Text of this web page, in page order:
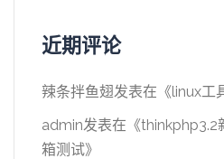
近期评论
辣条拌鱼翅发表在《linux工
admin发表在《thinkphp3.2
箱测试》